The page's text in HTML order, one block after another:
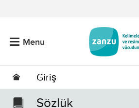
Menu
Giriş
Sözlük